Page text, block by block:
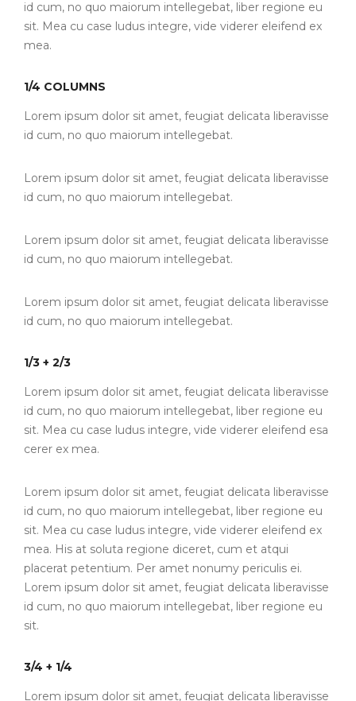
id cum, no quo maiorum intellegebat, liber regione eu
sit. Mea cu case ludus integre, vide viderer eleifend ex
mea.
1/4 COLUMNS
Lorem ipsum dolor sit amet, feugiat delicata liberavisse
id cum, no quo maiorum intellegebat.
Lorem ipsum dolor sit amet, feugiat delicata liberavisse
id cum, no quo maiorum intellegebat.
Lorem ipsum dolor sit amet, feugiat delicata liberavisse
id cum, no quo maiorum intellegebat.
Lorem ipsum dolor sit amet, feugiat delicata liberavisse
id cum, no quo maiorum intellegebat.
1/3 + 2/3
Lorem ipsum dolor sit amet, feugiat delicata liberavisse
id cum, no quo maiorum intellegebat, liber regione eu
sit. Mea cu case ludus integre, vide viderer eleifend esa
cerer ex mea.
Lorem ipsum dolor sit amet, feugiat delicata liberavisse
id cum, no quo maiorum intellegebat, liber regione eu
sit. Mea cu case ludus integre, vide viderer eleifend ex
mea. His at soluta regione diceret, cum et atqui
placerat petentium. Per amet nonumy periculis ei.
Lorem ipsum dolor sit amet, feugiat delicata liberavisse
id cum, no quo maiorum intellegebat, liber regione eu
sit.
3/4 + 1/4
Lorem ipsum dolor sit amet, feugiat delicata liberavisse